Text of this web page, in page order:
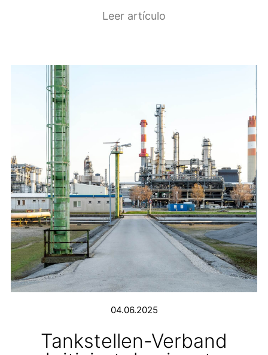
Leer artículo
04.06.2025
Tankstellen-Verband